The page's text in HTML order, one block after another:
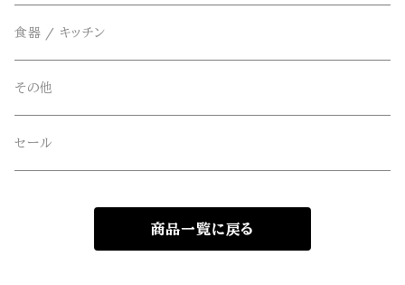
FOB FACTORY(エフオービーファクトリー)
Four Seasons Garage(FSG)
freewaters(フリーウォータース)
GLOMA NAUTICA(グローマノーティカ)
食器 / キッチン
その他
セール
商品一覧に戻る